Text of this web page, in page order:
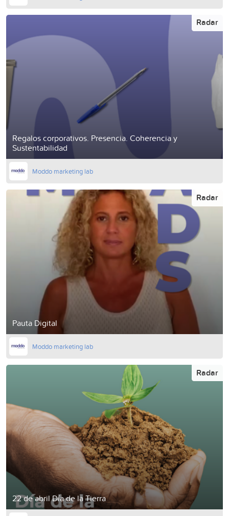
Regalos corporativos. Presencia. Coherencia y
Sustentabilidad
Radar
Moddo marketing lab
Pauta Digital
Radar
Moddo marketing lab
22 de abril Día de la Tierra
Radar